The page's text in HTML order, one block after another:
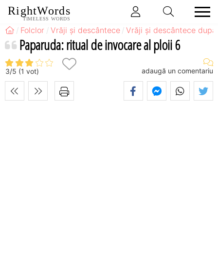
RightWords
TIMELESS WORDS
Folclor Vrăji și descântece Vrăji și descântece
Paparuda: ritual de invocare al ploii 6
3/5 (1 vot) adaugă un comentariu